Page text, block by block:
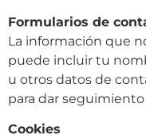
Formularios de
La información que
puede incluir tu
u otros datos de
para dar
Cookies